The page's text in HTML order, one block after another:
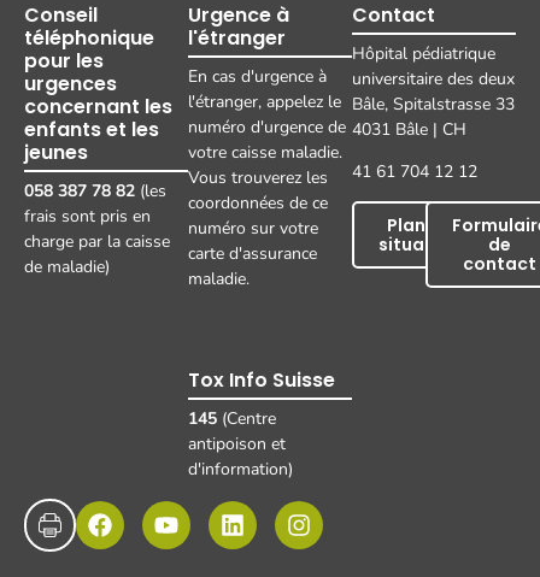
Conseil
téléphonique
pour les
urgences
concernant les
enfants et les
jeunes
058 387 78 82 (les
frais sont pris en
charge par la caisse
de maladie)
Urgence à
l'étranger
En cas d'urgence à
l'étranger, appelez le
numéro d'urgence de
votre caisse maladie.
Vous trouverez les
coordonnées de ce
numéro sur votre
carte d'assurance
maladie.
Tox Info Suisse
145 (Centre
antipoison et
d'information)
Contact
Hôpital pédiatrique
universitaire des deux
Bâle, Spitalstrasse 33
4031 Bâle | CH
41 61 704 12 12
Plan de
situation
de
contact